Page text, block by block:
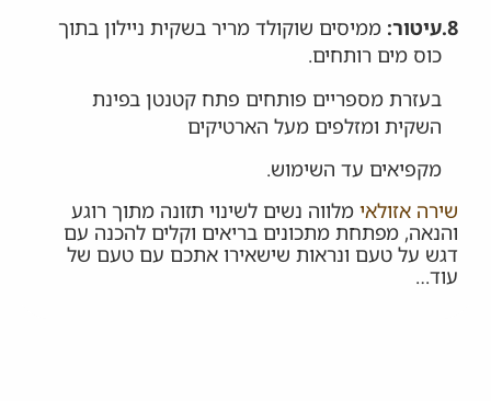
8. עיטור: ממיסים שוקולד מריר בשקית ניילון בתוך
כוס מים רותחים.
בעזרת מספריים פותחים פתח קטנטן בפינת
השקית ומזלפים מעל הארטיקים
מקפיאים עד השימוש.
שירה אזולאי מלווה נשים לשינוי תזונה מתוך רוגע
והנאה, מפתחת מתכונים בריאים וקלים להכנה עם
דגש על טעם ונראות שישאירו אתכם עם טעם של
עוד…